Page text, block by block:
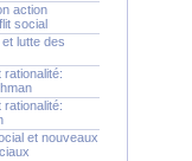
action
social
lutte des
rationalité:
rationalité:
et nouveaux